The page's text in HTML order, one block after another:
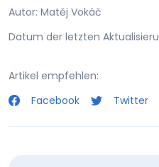
Autor: Matěj Vokáč
Datum der letzten
Artikel empfehlen:
Facebook
Twitter